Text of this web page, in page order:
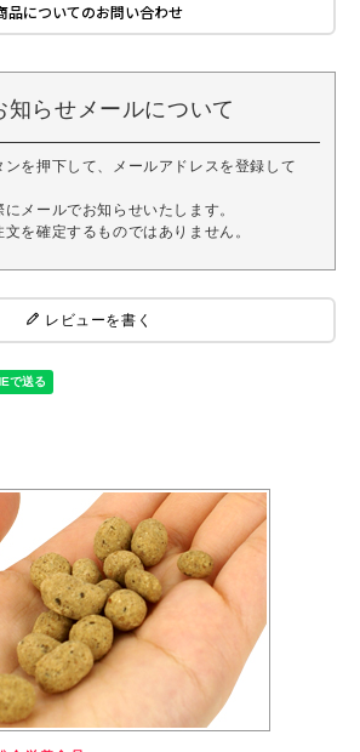
品についてのお問い合わせ
知らせメールについて
ンを押下して、メールアドレスを登録して
メールでお知らせいたします。
を確定するものではありません。
レビューを書く